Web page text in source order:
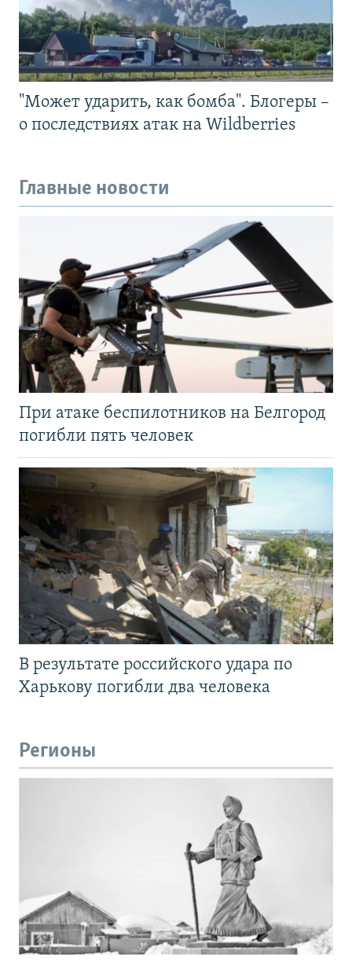
"Может ударить, как бомба". Блогеры –
о последствиях атак на Wildberries
Главные новости
При атаке беспилотников на Белгород
погибли пять человек
В результате российского удара по
Харькову погибли два человека
Регионы